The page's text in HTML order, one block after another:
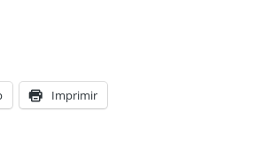
Imprimir